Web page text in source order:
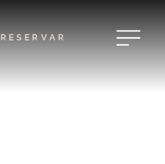
RESERVAR